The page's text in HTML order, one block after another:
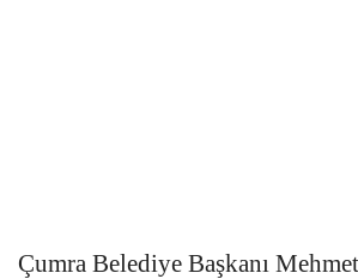
Çumra Belediye Başkanı